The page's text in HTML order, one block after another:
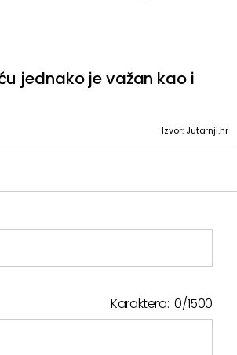
jednako je važan kao i
Izvor: Jutarnji.hr
Karaktera:0/1500